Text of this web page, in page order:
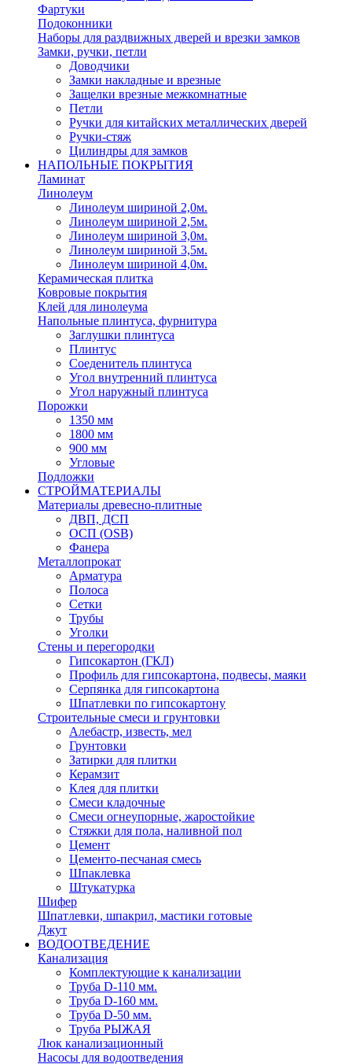
Фартуки
Подоконники
Наборы для раздвижных дверей и врезки замков
Замки, ручки, петли
Доводчики
Замки накладные и врезные
Защелки врезные межкомнатные
Петли
Ручки для китайских металлических дверей
Ручки-стяж
Цилиндры для замков
НАПОЛЬНЫЕ ПОКРЫТИЯ
Ламинат
Линолеум
Линолеум шириной 2,0м.
Линолеум шириной 2,5м.
Линолеум шириной 3,0м.
Линолеум шириной 3,5м.
Линолеум шириной 4,0м.
Керамическая плитка
Ковровые покрытия
Клей для линолеума
Напольные плинтуса, фурнитура
Заглушки плинтуса
Плинтус
Соеденитель плинтуса
Угол внутренний плинтуса
Угол наружный плинтуса
Порожки
1350 мм
1800 мм
900 мм
Угловые
Подложки
СТРОЙМАТЕРИАЛЫ
Материалы древесно-плитные
ДВП, ДСП
ОСП (OSB)
Фанера
Металлопрокат
Арматура
Полоса
Сетки
Трубы
Уголки
Стены и перегородки
Гипсокартон (ГКЛ)
Профиль для гипсокартона, подвесы, маяки
Серпянка для гипсокартона
Шпатлевки по гипсокартону
Строительные смеси и грунтовки
Алебастр, известь, мел
Грунтовки
Затирки для плитки
Керамзит
Клея для плитки
Смеси кладочные
Смеси огнеупорные, жаростойкие
Стяжки для пола, наливной пол
Цемент
Цементо-песчаная смесь
Шпаклевка
Штукатурка
Шифер
Шпатлевки, шпакрил, мастики готовые
Джут
ВОДООТВЕДЕНИЕ
Канализация
Комплектующие к канализации
Труба D-110 мм.
Труба D-160 мм.
Труба D-50 мм.
Труба РЫЖАЯ
Люк канализационный
Насосы для водоотведения